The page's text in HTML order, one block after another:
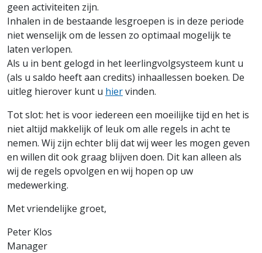
geen activiteiten zijn.
Inhalen in de bestaande lesgroepen is in deze periode
niet wenselijk om de lessen zo optimaal mogelijk te
laten verlopen.
Als u in bent gelogd in het leerlingvolgsysteem kunt u
(als u saldo heeft aan credits) inhaallessen boeken. De
uitleg hierover kunt u hiervinden.
Tot slot: het is voor iedereen een moeilijke tijd en het is
niet altijd makkelijk of leuk om alle regels in acht te
nemen. Wij zijn echter blij dat wij weer les mogen geven
en willen dit ook graag blijven doen. Dit kan alleen als
wij de regels opvolgen en wij hopen op uw
medewerking.
Met vriendelijke groet,
Peter Klos
Manager